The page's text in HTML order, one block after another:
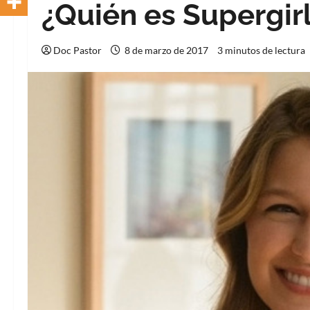
¿Quién es
Doc Pastor 8 de marzo de 2017 3 minutos de lectura